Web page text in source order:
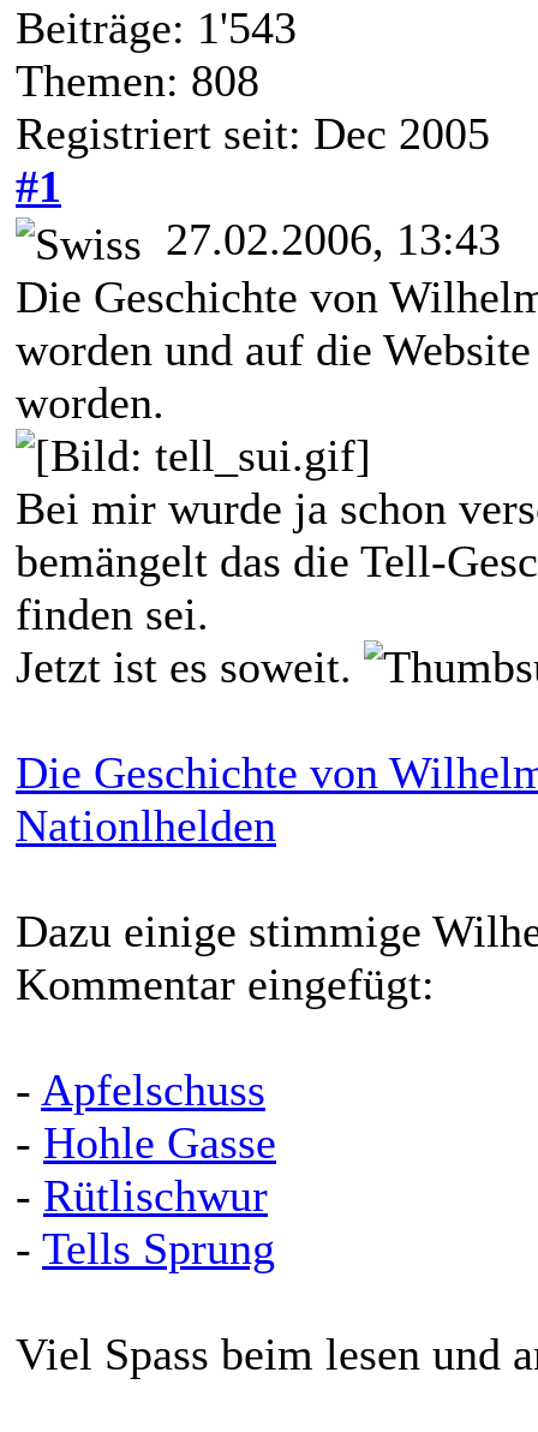
Beiträge: 1'543
Themen: 808
Registriert seit: Dec 2005
#1
27.02.2006, 13:43
Die Geschichte von
worden und auf die
worden.
Bei mir wurde ja schon
bemängelt das die Tell-
finden sei.
Jetzt ist es soweit.
Die Geschichte von
Nationlhelden
Dazu einige stimmige
Kommentar eingefügt:
- Apfelschuss
- Hohle Gasse
- Rütlischwur
- Tells Sprung
Viel Spass beim lesen und